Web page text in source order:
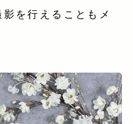
を行えることもメ